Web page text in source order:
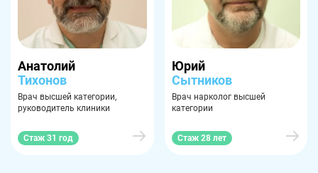
Анатолий
Тихонов
Врач высшей категории,
руководитель клиники
Стаж 31 год
Юрий
Сытников
Врач нарколог высшей
категории
Стаж 28 лет